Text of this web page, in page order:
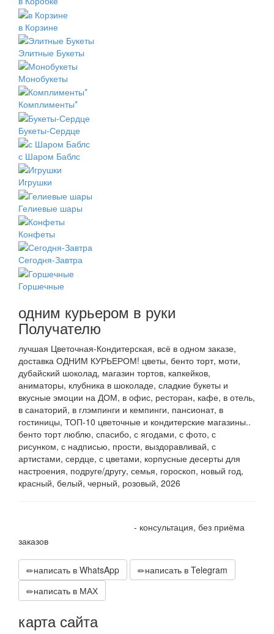
в Корзине
Элитные Букеты
Монобукеты
Комплименты*
Букеты-Сердце
с Шаром Баблс
Игрушки
Гелиевые шары
Конфеты
Сегодня-Завтра
Горшечные
одним курьером в руки
Получателю
лучшая Цветочная-Кондитерская, всё в одном заказе,
доставка ОДНИМ КУРЬЕРОМ! цветы, бенто торт, моти,
дубайский шоколад, магазин тортов, капкейков,
аниматоры, клубника в шоколаде, сладкие букеты и
вкусные эмоции на ДОМ, в офис, ресторан, кафе, в отель,
в санаторий, в глэмпинги и кемпинги, пансионат, в
гостиницы, ТОП-10 цветочные и кондитерские магазины..
бенто торт люблю, спасибо, с ягодами, с фото, с
рисунком, с надписью, прости, выздоравливай, с
артистами, сердце, с цветами, корпусные десерты для
настроения, подруге/другу, семья, гороскоп, новый год,
красный, белый, черный, розовый, 2026
- консультация, без приёма
заказов
написать в WhatsApp
написать в Telegram
написать в МАХ
карта сайта